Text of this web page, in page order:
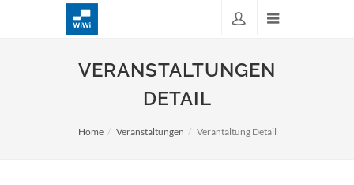
VERANSTALTUNGEN
DETAIL
Home Veranstaltungen Verantaltung Detail